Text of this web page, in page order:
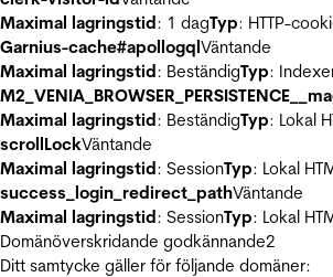
Maximal lagringstid: 1 dagTyp: HTTP-
Garnius-cache#apollogqlVäntande
Maximal lagringstid: BeständigTyp:
Maximal lagringstid: BeständigTyp: Lokal
scrollLockVäntande
Maximal lagringstid: SessionTyp: Lokal
success_login_redirect_pathVäntande
Maximal lagringstid: SessionTyp: Lokal
Domänöverskridande godkännande2
Ditt samtycke gäller för följande domäner: